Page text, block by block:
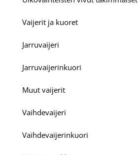
Vaijerit ja kuoret
Jarruvaijeri
Jarruvaijerinkuori
Muut vaijerit
Vaihdevaijeri
Vaihdevaijerinkuori